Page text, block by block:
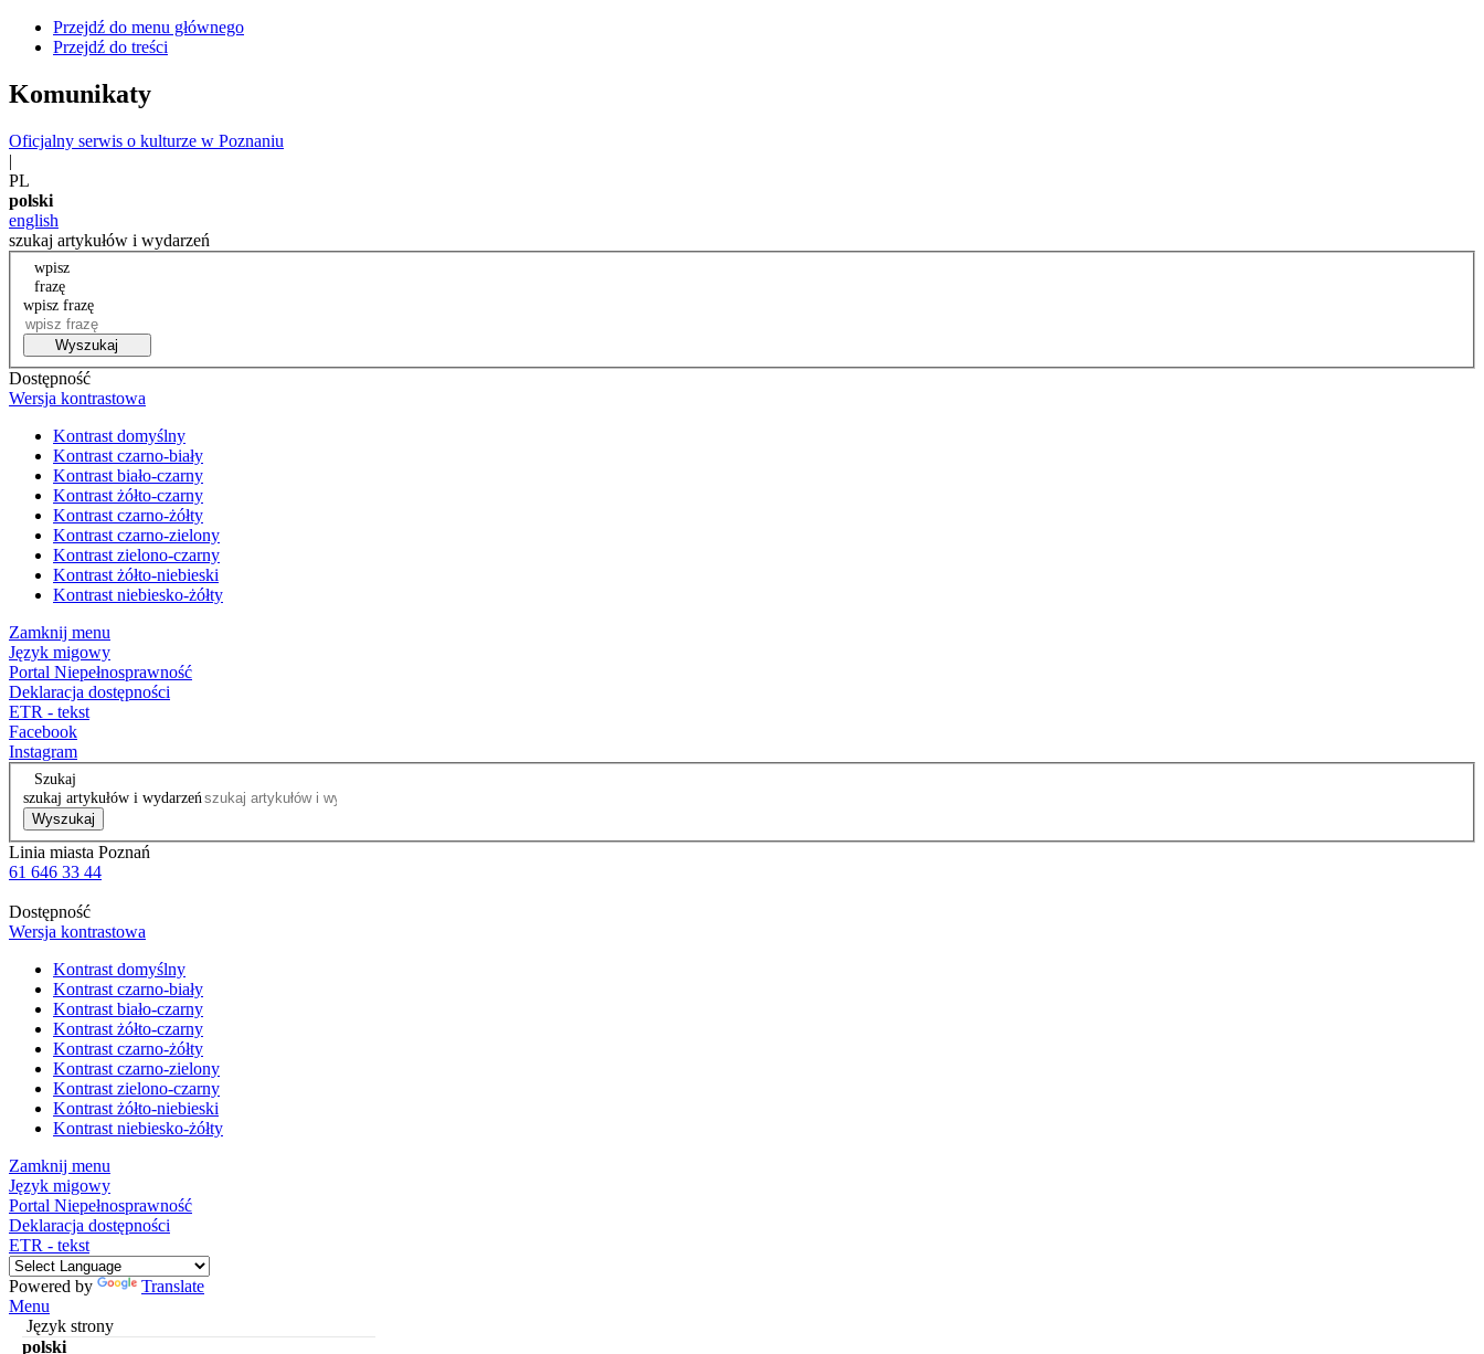
Przejdź do menu głównego
Przejdź do treści
Komunikaty
Oficjalny serwis o kulturze w Poznaniu
|
PL
polski
english
szukaj artykułów i wydarzeń
wpisz
frazę
wpisz frazę
Wyszukaj
Dostępność
Wersja kontrastowa
Kontrast domyślny
Kontrast czarno-biały
Kontrast biało-czarny
Kontrast żółto-czarny
Kontrast czarno-żółty
Kontrast czarno-zielony
Kontrast zielono-czarny
Kontrast żółto-niebieski
Kontrast niebiesko-żółty
Zamknij menu
Język migowy
Portal Niepełnosprawność
Deklaracja dostępności
ETR - tekst
Facebook
Instagram
Szukaj
szukaj artykułów i wydarzeń
Wyszukaj
Linia miasta Poznań
61 646 33 44
Dostępność
Wersja kontrastowa
Kontrast domyślny
Kontrast czarno-biały
Kontrast biało-czarny
Kontrast żółto-czarny
Kontrast czarno-żółty
Kontrast czarno-zielony
Kontrast zielono-czarny
Kontrast żółto-niebieski
Kontrast niebiesko-żółty
Zamknij menu
Język migowy
Portal Niepełnosprawność
Deklaracja dostępności
ETR - tekst
Powered by
Translate
Menu
Język strony
polski